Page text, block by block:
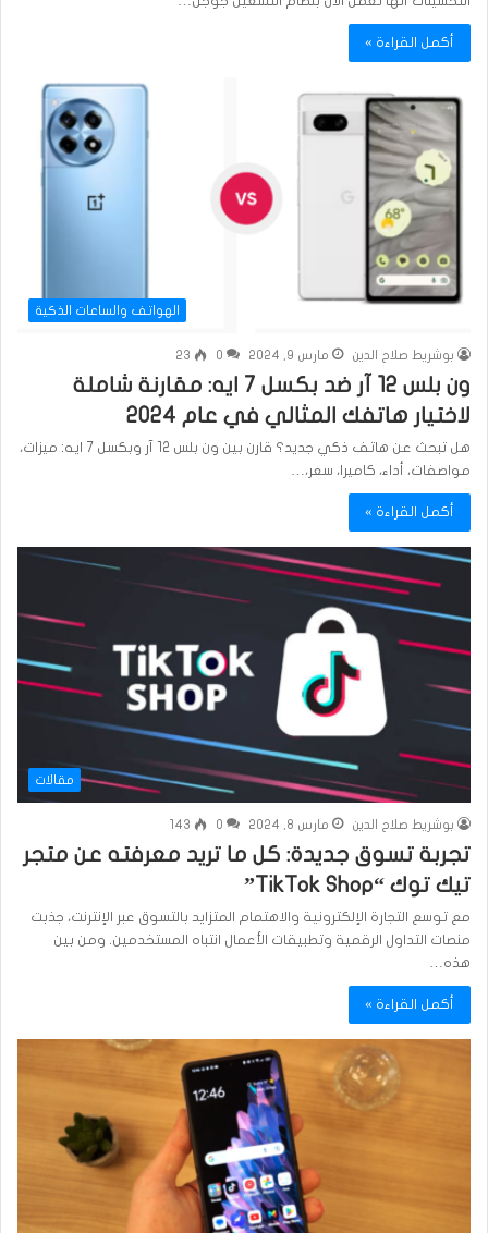
أكمل القراءة »
الهواتف والساعات الذكية
بوشريط صلاح الدين مارس 9, 2024 0
23
ون بلس 12 آر ضد بكسل 7 ايه: مقارنة شاملة
لاختيار هاتفك المثالي في عام 2024
هل تبحث عن هاتف ذكي جديد؟ قارن بين ون بلس 12 آر وبكسل 7 ايه: ميزات،
مواصفات، أداء، كاميرا، سعر،…
أكمل القراءة »
مقالات
بوشريط صلاح الدين مارس 8, 2024 0
143
تجربة تسوق جديدة: كل ما تريد معرفته عن متجر
تيك توك “TikTok Shop”
مع توسع التجارة الإلكترونية والاهتمام المتزايد بالتسوق عبر الإنترنت، جذبت
منصات التداول الرقمية وتطبيقات الأعمال انتباه المستخدمين. ومن بين
هذه…
أكمل القراءة »